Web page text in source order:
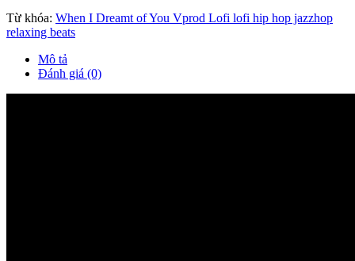
Từ khóa: When I Dreamt of You Vprod Lofi lofi hip hop jazzhop
relaxing beats
Mô tả
Đánh giá (0)